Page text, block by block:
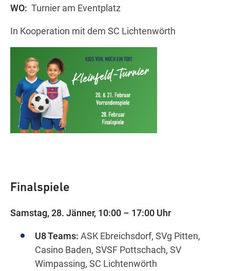
WO: Turnier am Eventplatz
In Kooperation mit dem SC Lichtenwörth
Finalspiele
Samstag, 28. Jänner, 10:00 – 17:00 Uhr
U8 Teams: ASK Ebreichsdorf, SVg Pitten,
Casino Baden, SVSF Pottschach, SV
Wimpassing, SC Lichtenwörth